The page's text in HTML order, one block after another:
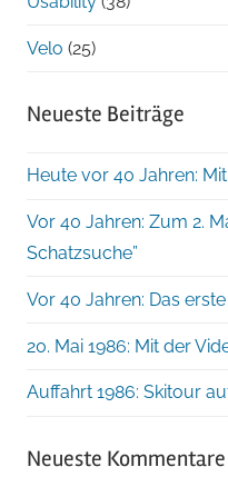
Velo (25)
Neueste Beiträge
Heute vor 40 Jahren:
Vor 40 Jahren: Zum 2.
Schatzsuche”
Vor 40 Jahren: Das
20. Mai 1986: Mit der
Auffahrt 1986: Skitour
Neueste Kommentare